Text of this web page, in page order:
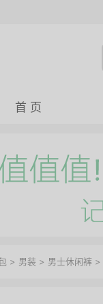
首 页
> 男装 > 男士休闲裤 >